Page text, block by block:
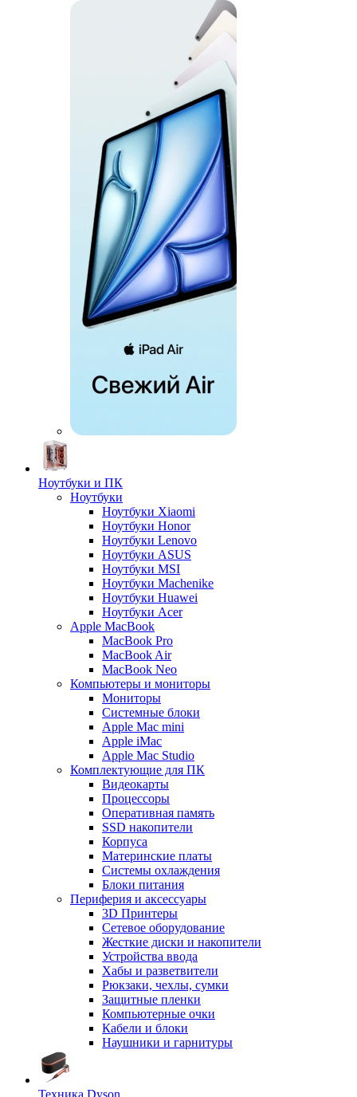
Ноутбуки и ПК
Ноутбуки
Ноутбуки Xiaomi
Ноутбуки Honor
Ноутбуки Lenovo
Ноутбуки ASUS
Ноутбуки MSI
Ноутбуки Machenike
Ноутбуки Huawei
Ноутбуки Acer
Apple MacBook
MacBook Pro
MacBook Air
MacBook Neo
Компьютеры и мониторы
Мониторы
Системные блоки
Apple Mac mini
Apple iMac
Apple Mac Studio
Комплектующие для ПК
Видеокарты
Процессоры
Оперативная память
SSD накопители
Корпуса
Материнские платы
Системы охлаждения
Блоки питания
Периферия и аксессуары
3D Принтеры
Сетевое оборудование
Жесткие диски и накопители
Устройства ввода
Хабы и разветвители
Рюкзаки, чехлы, сумки
Защитные пленки
Компьютерные очки
Кабели и блоки
Наушники и гарнитуры
Техника Dyson